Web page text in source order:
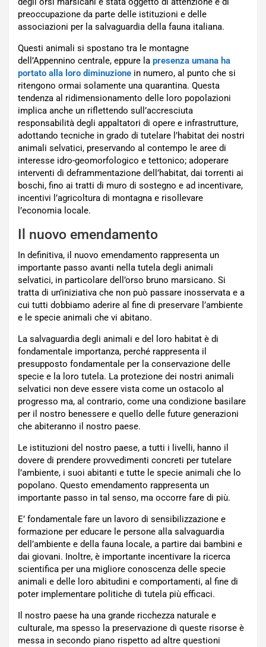
preoccupazione da parte delle istituzioni e delle
associazioni per la salvaguardia della fauna italiana.
Questi animali si spostano tra le montagne
dell’Appennino centrale, eppure la presenza umana ha
portato alla loro diminuzione in numero, al punto che si
ritengono ormai solamente una quarantina. Questa
tendenza al ridimensionamento delle loro popolazioni
implica anche un riflettendo sull’accresciuta
responsabilità degli appaltatori di opere e infrastrutture,
adottando tecniche in grado di tutelare l’habitat dei nostri
animali selvatici, preservando al contempo le aree di
interesse idro-geomorfologico e tettonico; adoperare
interventi di deframmentazione dell’habitat, dai torrenti ai
boschi, fino ai tratti di muro di sostegno e ad incentivare,
incentivi l’agricoltura di montagna e risollevare
l’economia locale.
Il nuovo emendamento
In definitiva, il nuovo emendamento rappresenta un
importante passo avanti nella tutela degli animali
selvatici, in particolare dell’orso bruno marsicano. Si
tratta di un’iniziativa che non può passare inosservata e a
cui tutti dobbiamo aderire al fine di preservare l’ambiente
e le specie animali che vi abitano.
La salvaguardia degli animali e del loro habitat è di
fondamentale importanza, perché rappresenta il
presupposto fondamentale per la conservazione delle
specie e la loro tutela. La protezione dei nostri animali
selvatici non deve essere vista come un ostacolo al
progresso ma, al contrario, come una condizione basilare
per il nostro benessere e quello delle future generazioni
che abiteranno il nostro paese.
Le istituzioni del nostro paese, a tutti i livelli, hanno il
dovere di prendere provvedimenti concreti per tutelare
l’ambiente, i suoi abitanti e tutte le specie animali che lo
popolano. Questo emendamento rappresenta un
importante passo in tal senso, ma occorre fare di più.
E’ fondamentale fare un lavoro di sensibilizzazione e
formazione per educare le persone alla salvaguardia
dell’ambiente e della fauna locale, a partire dai bambini e
dai giovani. Inoltre, è importante incentivare la ricerca
scientifica per una migliore conoscenza delle specie
animali e delle loro abitudini e comportamenti, al fine di
poter implementare politiche di tutela più efficaci.
Il nostro paese ha una grande ricchezza naturale e
culturale, ma spesso la preservazione di queste risorse è
messa in secondo piano rispetto ad altre questioni